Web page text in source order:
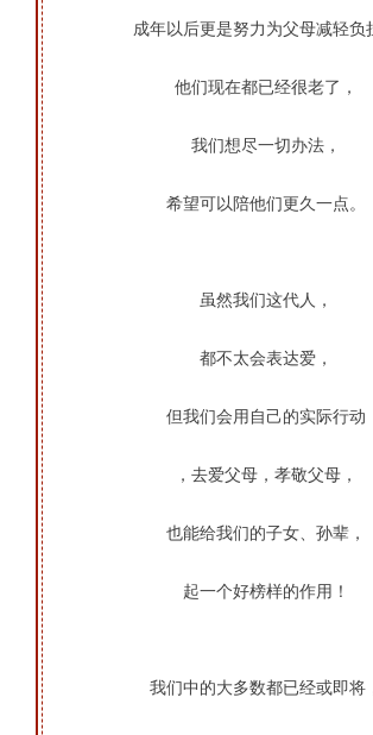
成年以后更是努力为父母减轻负
他们现在都已经很老了，
我们想尽一切办法，
希望可以陪他们更久一点。
虽然我们这代人，
都不太会表达爱，
但我们会用自己的实际行动
，去爱父母，孝敬父母，
也能给我们的子女、孙辈，
起一个好榜样的作用！
我们中的大多数都已经或即将